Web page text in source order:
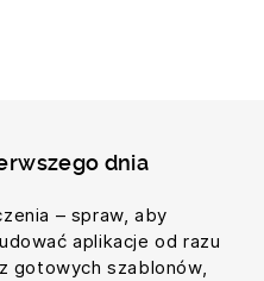
dnia
– spraw, aby
aplikacje od razu
gotowych szablonów,